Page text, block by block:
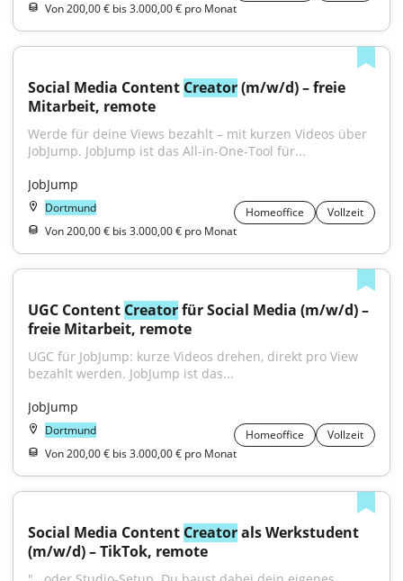
Von 200,00 € bis 3.000,00 € pro Monat
Social Media Content Creator (m/w/d) – freie
Mitarbeit, remote
Werde für deine Views bezahlt – mit kurzen Videos über
JobJump. JobJump ist das All-in-One-Tool für...
JobJump
Dortmund Homeoffice
Vollzeit
Von 200,00 € bis 3.000,00 € pro Monat
UGC Content Creator für Social Media (m/w/d) –
freie Mitarbeit, remote
UGC für JobJump: kurze Videos drehen, direkt pro View
bezahlt werden. JobJump ist das...
JobJump
Dortmund Homeoffice
Vollzeit
Von 200,00 € bis 3.000,00 € pro Monat
Social Media Content Creator als Werkstudent
(m/w/d) – TikTok, remote